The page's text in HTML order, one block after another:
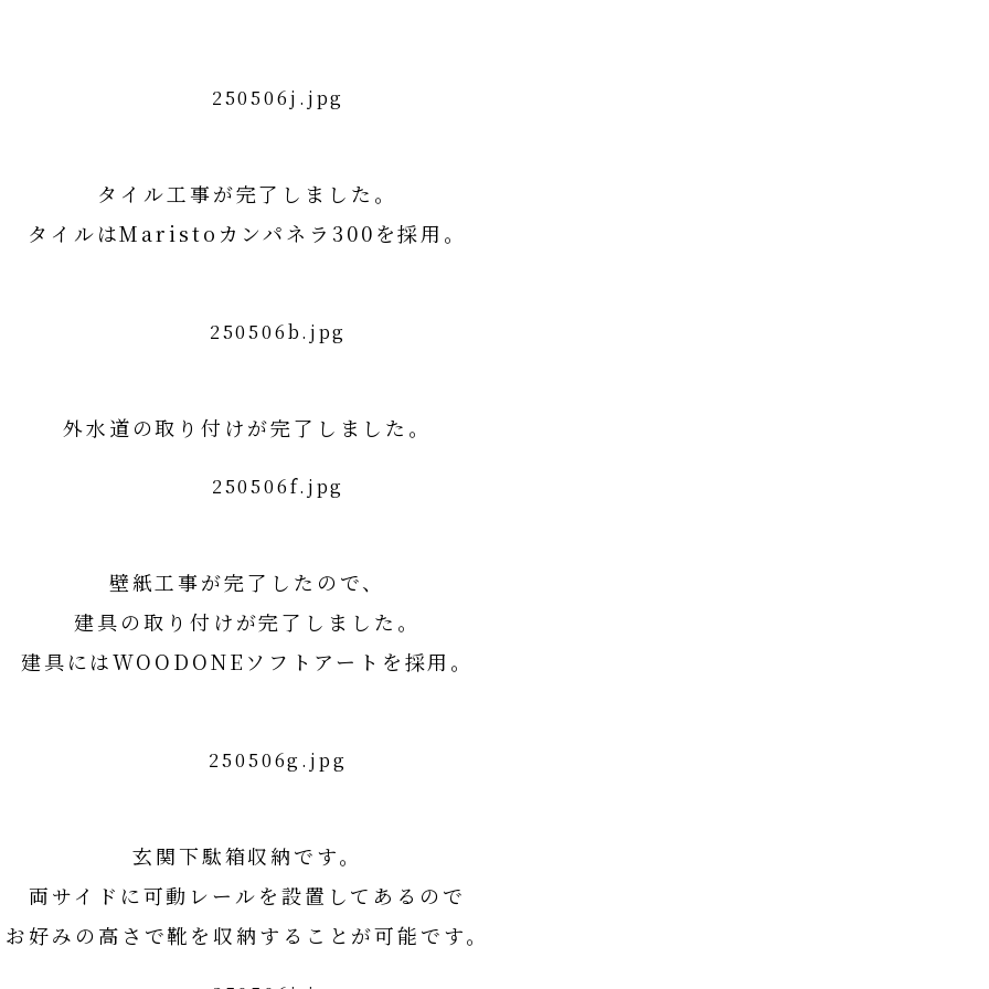
タイル工事が完了しました。
タイルはMaristoカンパネラ300を採用。
外水道の取り付けが完了しました。
壁紙工事が完了したので、
建具の取り付けが完了しました。
建具にはWOODONEソフトアートを採用。
玄関下駄箱収納です。
両サイドに可動レールを設置してあるので
お好みの高さで靴を収納することが可能です。